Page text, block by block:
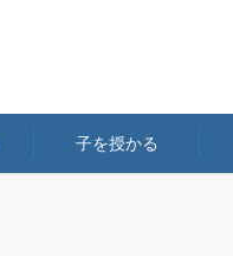
子を授かる